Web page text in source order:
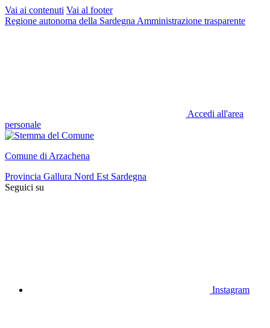
Vai ai contenuti Vai al footer
Regione autonoma della Sardegna Amministrazione trasparente
Accedi all'area
personale
Comune di Arzachena
Provincia Gallura Nord Est Sardegna
Seguici su
Instagram